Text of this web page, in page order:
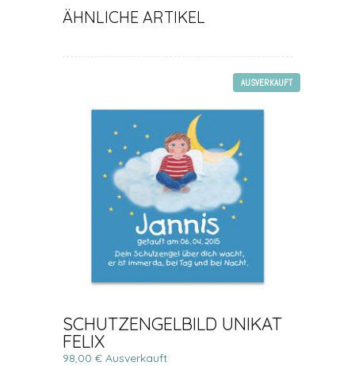
ÄHNLICHE ARTIKEL
AUSVERKAUFT
SCHUTZENGELBILD UNIKAT
FELIX
98,00 € Ausverkauft